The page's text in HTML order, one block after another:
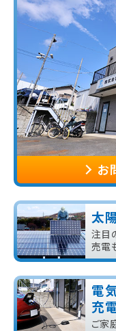
お
太
注目
売電
電
充
ご家